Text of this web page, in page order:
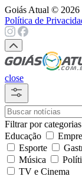
Goiás Atual © 2026
Política de
close
Filtrar por categorias
Educação
Esporte
Música
TV e Cinema